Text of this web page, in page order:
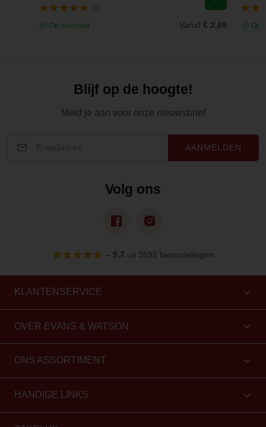
Op voorraad Vanaf € 2,69 Op
Blijf op de hoogte!
Meld je aan voor onze nieuwsbrief
AANMELDEN
Volg ons
– 9,7 uit 3592 beoordelingen
KLANTENSERVICE
OVER EVANS & WATSON
ONS ASSORTIMENT
HANDIGE LINKS